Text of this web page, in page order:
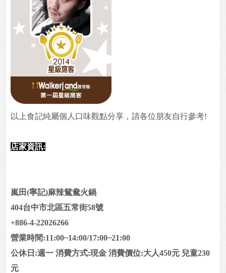
以上食記純屬個人口味觀點分享，請各位朋友自行參考!
店家資訊:
嵐田(寧記)麻辣鴛鴦火鍋
404台中市北區五常街58號
+886-4-22026266
營業時間:11:00~14:00/17:00~21:00
公休日:週一 消費方式:現金 消費價位:大人450元 兒童230
元